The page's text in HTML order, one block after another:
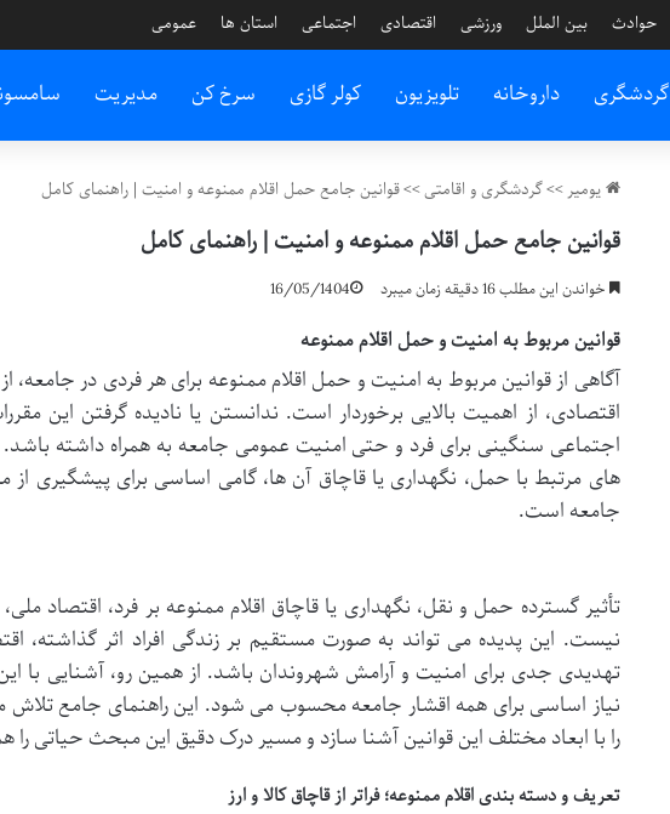
حوادث بین الملل ورزشی اقتصادی اجتماعی استان ها عمومی
گردشگری داروخانه تلویزیون کولر گازی سرخ کن مدیریت
یومیر>>گردشگری و اقامتی>>قوانین جامع حمل اقلام ممنوعه و امنیت | راهنمای کامل
قوانین جامع حمل اقلام ممنوعه و امنیت | راهنمای کامل
16/05/1404 خواندن این مطلب 16 دقیقه زمان میبرد
قوانین مربوط به امنیت و حمل اقلام ممنوعه
آگاهی از قوانین مربوط به امنیت و حمل اقلام ممنوعه برای هر فردی در جامعه،
اقتصادی، از اهمیت بالایی برخوردار است. ندانستن یا نادیده گرفتن این
اجتماعی سنگینی برای فرد و حتی امنیت عمومی جامعه به همراه داشته
های مرتبط با حمل، نگهداری یا قاچاق آن ها، گامی اساسی برای پیشگیری
جامعه است.
تأثیر گسترده حمل و نقل، نگهداری یا قاچاق اقلام ممنوعه بر فرد، اقتصاد
نیست. این پدیده می تواند به صورت مستقیم بر زندگی افراد اثر
تهدیدی جدی برای امنیت و آرامش شهروندان باشد. از همین رو، آشنایی با
نیاز اساسی برای همه اقشار جامعه محسوب می شود. این راهنمای جامع تلاش
را با ابعاد مختلف این قوانین آشنا سازد و مسیر درک دقیق این مبحث حیاتی را
تعریف و دسته بندی اقلام ممنوعه؛ فراتر از قاچاق کالا و ارز